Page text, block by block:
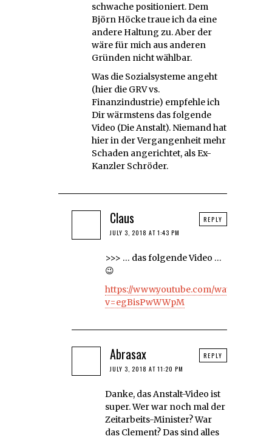
schwache positioniert. Dem
Björn Höcke traue ich da eine
andere Haltung zu. Aber der
wäre für mich aus anderen
Gründen nicht wählbar.
Was die Sozialsysteme angeht
(hier die GRV vs.
Finanzindustrie) empfehle ich
Dir wärmstens das folgende
Video (Die Anstalt). Niemand hat
hier in der Vergangenheit mehr
Schaden angerichtet, als Ex-
Kanzler Schröder.
Claus
JULY 3, 2018 AT 1:43 PM
>>> … das folgende Video …
😉
https://www.youtube.com/watch?
v=egBisPwWWpM
REPLY
Abrasax
JULY 3, 2018 AT 11:20 PM
Danke, das Anstalt-Video ist
super. Wer war noch mal der
Zeitarbeits-Minister? War
das Clement? Das sind alles
REPLY